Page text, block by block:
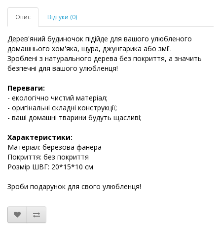
Опис Відгуки (0)
Дерев'яний будиночок підійде для вашого улюбленого
домашнього хом'яка, щура, джунгарика або змії.
Зроблені з натурального дерева без покриття, а значить
безпечні для вашого улюбленця!
Переваги:
- екологічно чистий матеріал;
- оригінальні складні конструкції;
- ваші домашні тварини будуть щасливі;
Характеристики:
Матеріал: березова фанера
Покриття: без покриття
Розмір ШВГ: 20*15*10 см
Зроби подарунок для свого улюбленця!